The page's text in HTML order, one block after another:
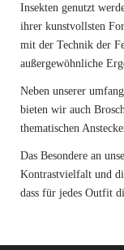
Insekten genutzt
ihrer kunstvollsten
mit der Technik der
außergewöhnliche
Neben unserer
bieten wir auch
thematischen
Das Besondere an
Kontrastvielfalt und
dass für jedes Outfit